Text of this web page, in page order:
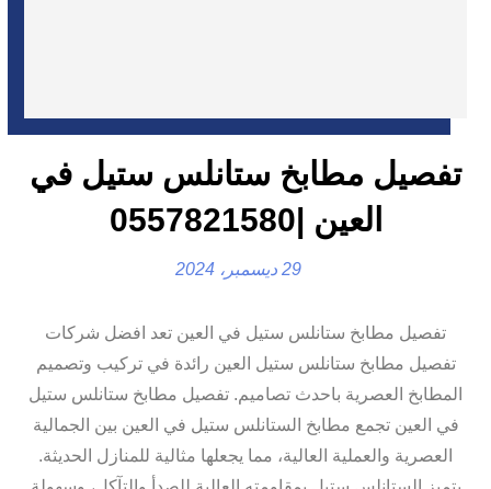
تفصيل مطابخ ستانلس ستيل في
العين |0557821580
29 ديسمبر، 2024
تفصيل مطابخ ستانلس ستيل في العين تعد افضل شركات
تفصيل مطابخ ستانلس ستيل العين رائدة في تركيب وتصميم
المطابخ العصرية باحدث تصاميم. تفصيل مطابخ ستانلس ستيل
في العين تجمع مطابخ الستانلس ستيل في العين بين الجمالية
العصرية والعملية العالية، مما يجعلها مثالية للمنازل الحديثة.